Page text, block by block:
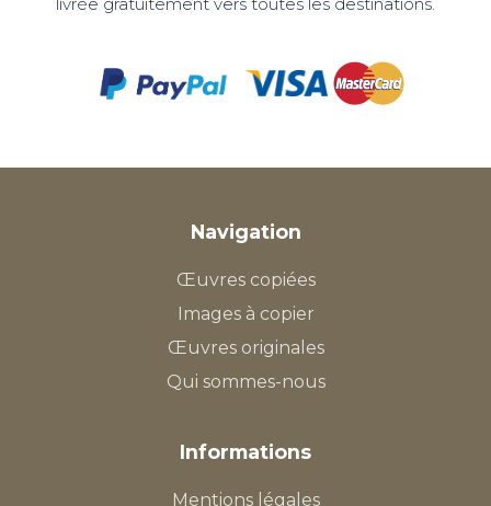
Navigation
Œuvres copiées
Images à copier
Œuvres originales
Qui sommes-nous
Informations
Mentions légales